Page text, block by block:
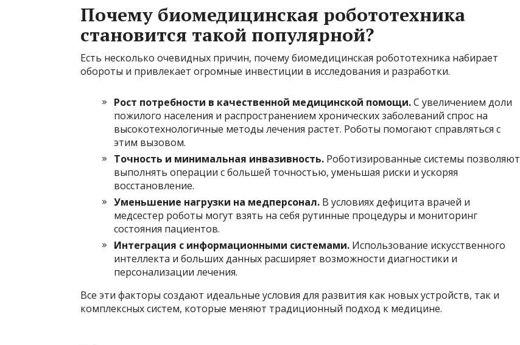
Почему биомедицинская робототехника
становится такой популярной?
Есть несколько очевидных причин, почему биомедицинская робототехника набирает
обороты и привлекает огромные инвестиции в исследования и разработки.
Рост потребности в качественной медицинской помощи.С увеличением доли
пожилого населения и распространением хронических заболеваний спрос на
высокотехнологичные методы лечения растет. Роботы помогают справляться с
этим вызовом.
Точность и минимальная инвазивность. Роботизированные системы позволяют
выполнять операции с большей точностью, уменьшая риски и ускоряя
восстановление.
Уменьшение нагрузки на медперсонал. В условиях дефицита врачей и
медсестер роботы могут взять на себя рутинные процедуры и мониторинг
состояния пациентов.
Интеграция с информационными системами. Использование искусственного
интеллекта и больших данных расширяет возможности диагностики и
персонализации лечения.
Все эти факторы создают идеальные условия для развития как новых устройств, так и
комплексных систем, которые меняют традиционный подход к медицине.